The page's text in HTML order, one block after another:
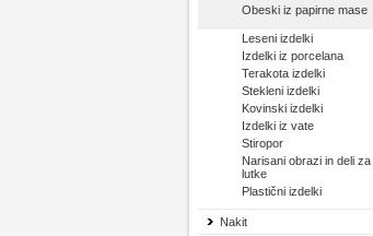
Obeski iz papirne mase
Leseni izdelki
Izdelki iz porcelana
Terakota izdelki
Stekleni izdelki
Kovinski izdelki
Izdelki iz vate
Stiropor
Narisani obrazi in deli za
lutke
Plastični izdelki
Nakit